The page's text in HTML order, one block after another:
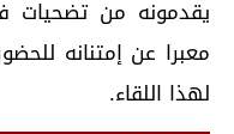
يقدمونه من
معبرا عن إمتنانه
لهذا اللقاء.